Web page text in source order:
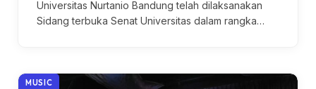
Universitas Nurtanio Bandung telah dilaksanakan
Sidang terbuka Senat Universitas dalam rangka…
MUSIC